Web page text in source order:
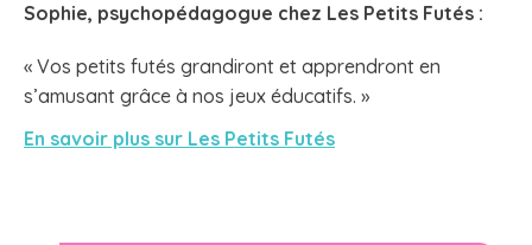
Sophie, psychopédagogue chez Les Petits Futés :
« Vos petits futés grandiront et apprendront en
s’amusant grâce à nos jeux éducatifs. »
En savoir plus sur Les Petits Futés